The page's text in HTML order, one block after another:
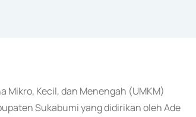
Mikro, Kecil, dan Menengah (UMKM)
Sukabumi yang didirikan oleh Ade